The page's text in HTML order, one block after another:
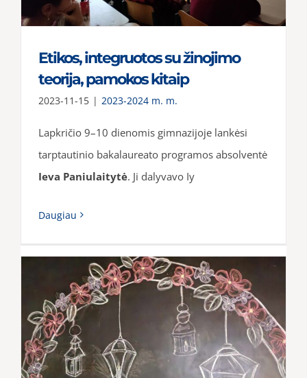
Etikos, integruotos su žinojimo
teorija, pamokos kitaip
2023-11-15 | 2023-2024 m. m.
Lapkričio 9–10 dienomis gimnazijoje lankėsi
tarptautinio bakalaureato programos absolventė
Ieva Paniulaitytė. Ji dalyvavo Iy
Daugiau